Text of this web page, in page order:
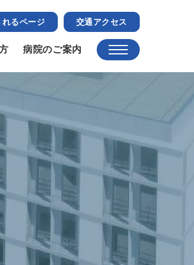
れるページ 交通アクセス
病院のご案内